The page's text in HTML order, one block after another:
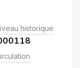
historique